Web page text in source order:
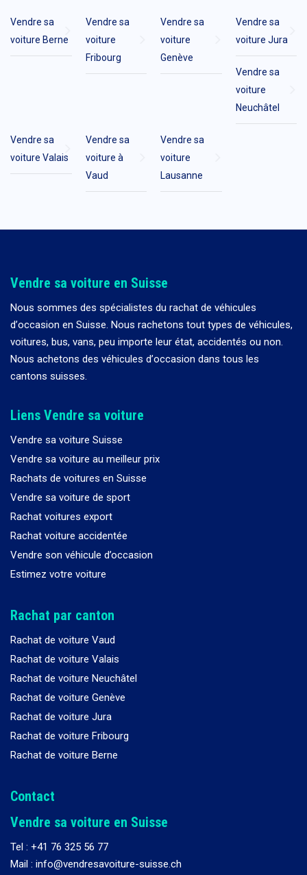
Vendre sa
voiture Berne
Vendre sa
voiture
Fribourg
Vendre sa
voiture
Genève
Vendre sa
voiture Jura
Vendre sa
voiture
Neuchâtel
Vendre sa
voiture Valais
Vendre sa
voiture à
Vaud
Vendre sa
voiture
Lausanne
Vendre sa voiture en Suisse
Nous sommes des spécialistes du rachat de véhicules
d’occasion en Suisse. Nous rachetons tout types de véhicules,
voitures, bus, vans, peu importe leur état, accidentés ou non.
Nous achetons des véhicules d’occasion dans tous les
cantons suisses.
Liens Vendre sa voiture
Vendre sa voiture Suisse
Vendre sa voiture au meilleur prix
Rachats de voitures en Suisse
Vendre sa voiture de sport
Rachat voitures export
Rachat voiture accidentée
Vendre son véhicule d’occasion
Estimez votre voiture
Rachat par canton
Rachat de voiture Vaud
Rachat de voiture Valais
Rachat de voiture Neuchâtel
Rachat de voiture Genève
Rachat de voiture Jura
Rachat de voiture Fribourg
Rachat de voiture Berne
Contact
Vendre sa voiture en Suisse
Tel : +41 76 325 56 77
Mail : info@vendresavoiture-suisse.ch